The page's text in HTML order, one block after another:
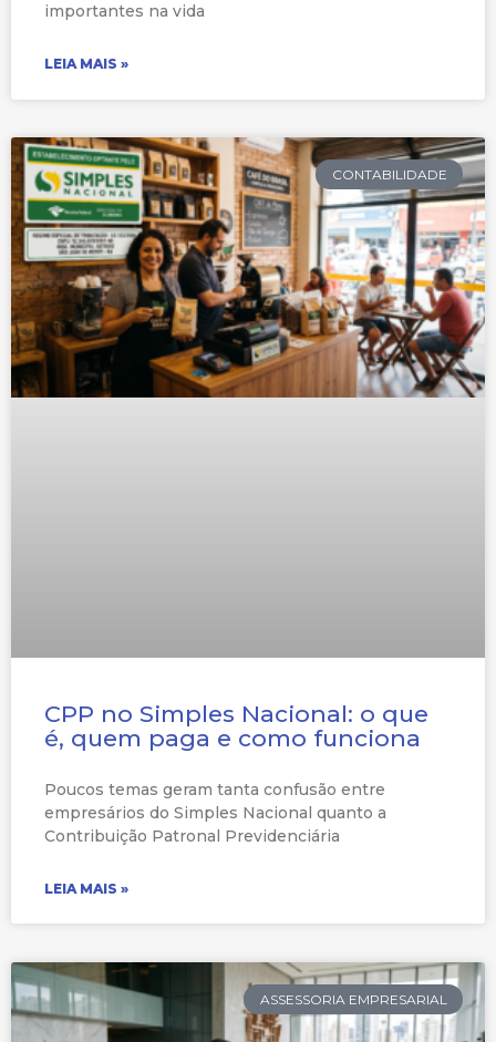
importantes na vida
LEIA MAIS »
CONTABILIDADE
CPP no Simples Nacional: o que
é, quem paga e como funciona
Poucos temas geram tanta confusão entre
empresários do Simples Nacional quanto a
Contribuição Patronal Previdenciária
LEIA MAIS »
ASSESSORIA EMPRESARIAL